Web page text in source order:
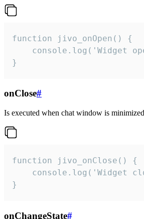
function jivo_onOpen() {
console.log('Widget
}
onClose#
Is executed when chat window is
function jivo_onClose() {
console.log('Widget
}
onChangeState#